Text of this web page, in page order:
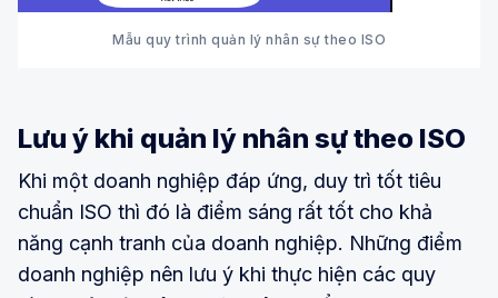
Mẫu quy trình quản lý nhân sự theo ISO
Lưu ý khi quản lý nhân sự theo ISO
Khi một doanh nghiệp đáp ứng, duy trì tốt tiêu
chuẩn ISO thì đó là điểm sáng rất tốt cho khả
năng cạnh tranh của doanh nghiệp. Những điểm
doanh nghiệp nên lưu ý khi thực hiện các quy